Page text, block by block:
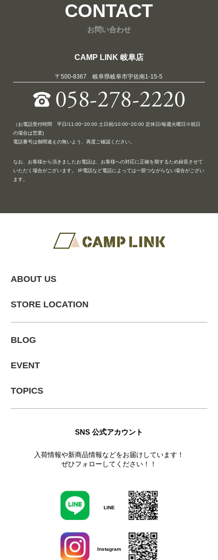
CONTACT
お問い合わせ
CAMP LINK 岐阜店
〒500-8367 岐阜県岐阜市宇佐南1-15-5
（お電話受付時間 平日/11:00~20:00 土日祝/10:00~20:00 定休日/毎週火曜日※祝日
の場合は営業)
電話番号は御間違えの無いよう、再度ご確認ください。
なお、お客様から頂きましたお電話は、お客様への対応に正確を期するため録音させて
いただく場合がございます。 IP電話など電話によっては一部つながらない場合がござい
ます。
ABOUT US
STORE LOCATION
BLOG
EVENT
TOPICS
SNS 公式アカウント
入荷情報や新商品情報などをお届けしています！
ぜひフォローしてください！！
LINE
Instagram